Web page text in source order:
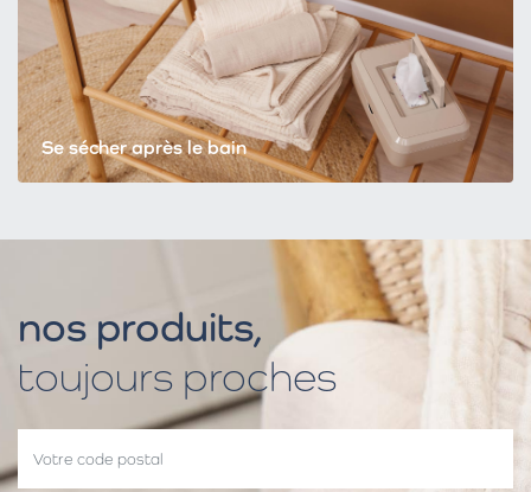
Se sécher après le bain
nos produits,
toujours proches